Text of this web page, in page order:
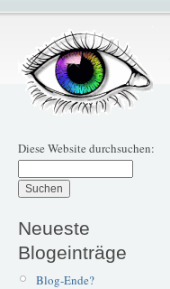
Diese Website durchsuchen:
Neueste
Blogeinträge
Blog-Ende?